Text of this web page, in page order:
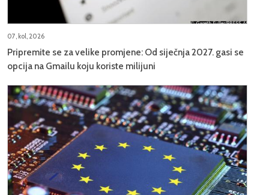
07, kol, 2026
Pripremite se za velike promjene: Od siječnja 2027. gasi se
opcija na Gmailu koju koriste milijuni